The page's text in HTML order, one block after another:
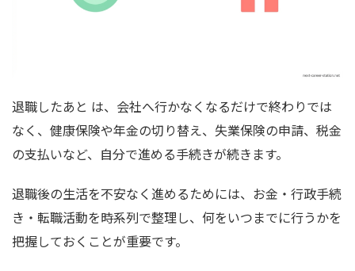
退職したあと は、会社へ行かなくなるだけで終わりでは
なく、健康保険や年金の切り替え、失業保険の申請、税金
の支払いなど、自分で進める手続きが続きます。
退職後の生活を不安なく進めるためには、お金・行政手続
き・転職活動を時系列で整理し、何をいつまでに行うかを
把握しておくことが重要です。